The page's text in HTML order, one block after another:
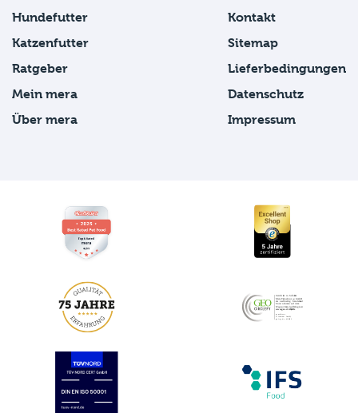
Hundefutter
Katzenfutter
Ratgeber
Mein mera
Über mera
Kontakt
Sitemap
Lieferbedingungen
Datenschutz
Impressum